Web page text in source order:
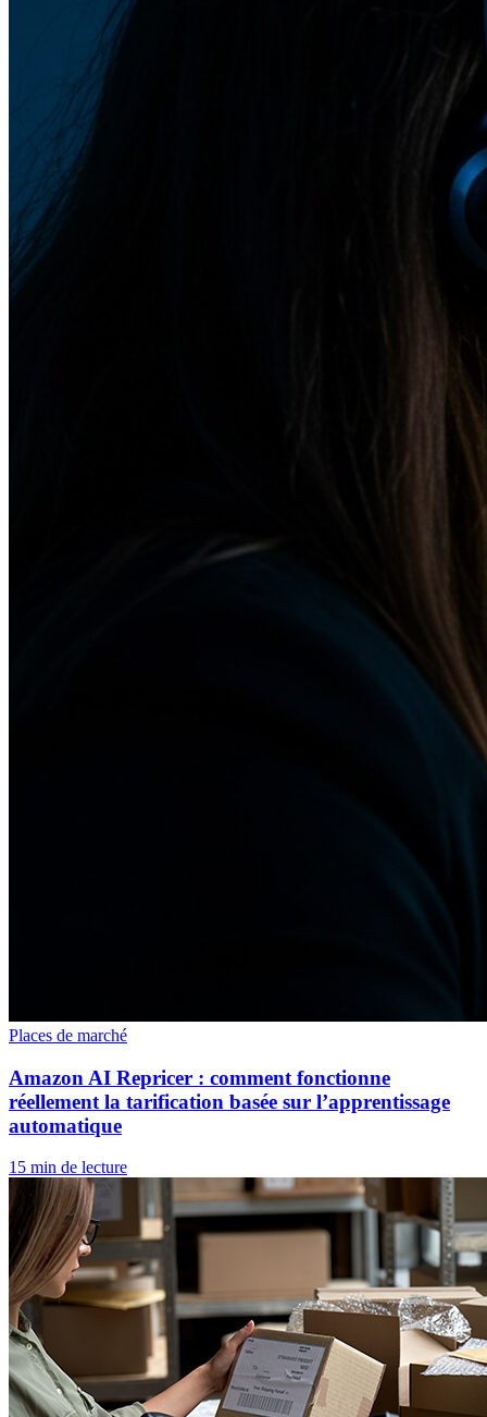
Places de marché
Amazon AI Repricer : comment fonctionne
réellement la tarification basée sur l’apprentissage
automatique
15 min de lecture